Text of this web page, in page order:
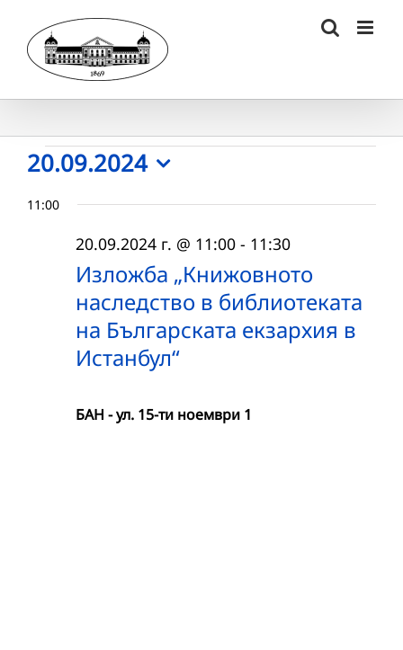
content
Събития
for
20.09.2024
20.09.2024
date.
11:00
Изложба „Книжовното
наследство в библиотеката
на Българската екзархия в
Истанбул“
20.09.2024 г. @ 11:00 - 11:30
БАН - ул. 15-ти ноември 1